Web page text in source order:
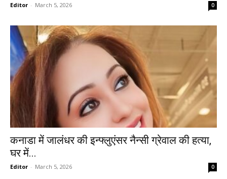
Editor - March 5, 2026 0
कनाडा में जालंधर की इन्फ्लुएंसर नैन्सी ग्रेवाल की हत्या,
घर में...
Editor - March 5, 2026 0